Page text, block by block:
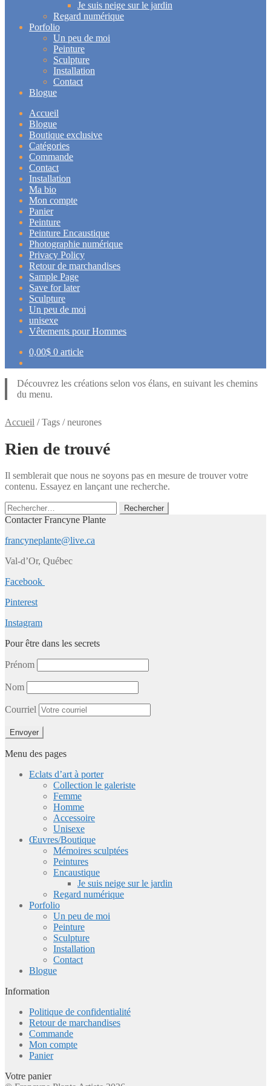
Je suis neige sur le jardin
Regard numérique
Porfolio
Un peu de moi
Peinture
Sculpture
Installation
Contact
Blogue
Accueil
Blogue
Boutique exclusive
Catégories
Commande
Contact
Installation
Ma bio
Mon compte
Panier
Peinture
Peinture Encaustique
Photographie numérique
Privacy Policy
Retour de marchandises
Sample Page
Save for later
Sculpture
Un peu de moi
unisexe
Vêtements pour Hommes
0,00$ 0 article
Découvrez les créations selon vos élans, en suivant les chemins
du menu.
Accueil /Tags /neurones
Rien de trouvé
Il semblerait que nous ne soyons pas en mesure de trouver votre
contenu. Essayez en lançant une recherche.
Rechercher :
Contacter Francyne Plante
francyneplante@live.ca
Val-d’Or, Québec
Facebook
Pinterest
Instagram
Pour être dans les secrets
Prénom
Nom
Courriel
Menu des pages
Eclats d’art à porter
Collection le galeriste
Femme
Homme
Accessoire
Unisexe
Œuvres/Boutique
Mémoires sculptées
Peintures
Encaustique
Je suis neige sur le jardin
Regard numérique
Porfolio
Un peu de moi
Peinture
Sculpture
Installation
Contact
Blogue
Information
Politique de confidentialité
Retour de marchandises
Commande
Mon compte
Panier
Votre panier